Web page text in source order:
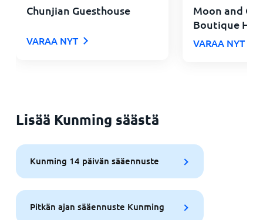
Chunjian Guesthouse
VARAA NYT
Moon and
Boutique
VARAA NYT
Lisää Kunming säästä
Kunming 14 päivän sääennuste
Pitkän ajan sääennuste Kunming